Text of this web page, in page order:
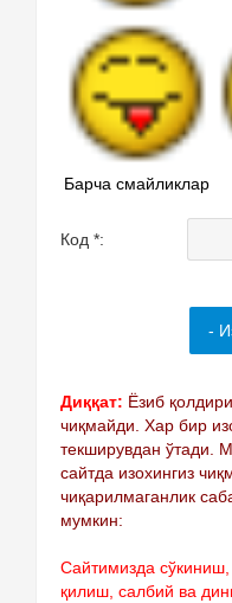
Барча смайликлар
Код *:
Диққат: Ёзиб
чиқмайди. Хар бир
текширувдан ўтади.
сайтда изохингиз
чиқарилмаганлик
мумкин:
Сайтимизда
қилиш, салбий ва